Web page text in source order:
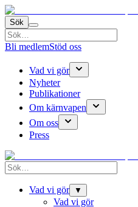
Sök
Bli medlemStöd oss
Vad vi gör
Nyheter
Publikationer
Om kärnvapen
Om oss
Press
Vad vi gör ▼
Vad vi gör